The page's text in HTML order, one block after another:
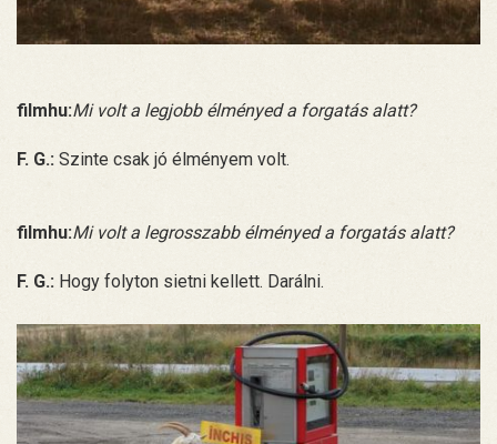
filmhu:Mi volt a legjobb élményed a forgatás alatt?
F. G.: Szinte csak jó élményem volt.
filmhu:Mi volt a legrosszabb élményed a forgatás alatt?
F. G.: Hogy folyton sietni kellett. Darálni.